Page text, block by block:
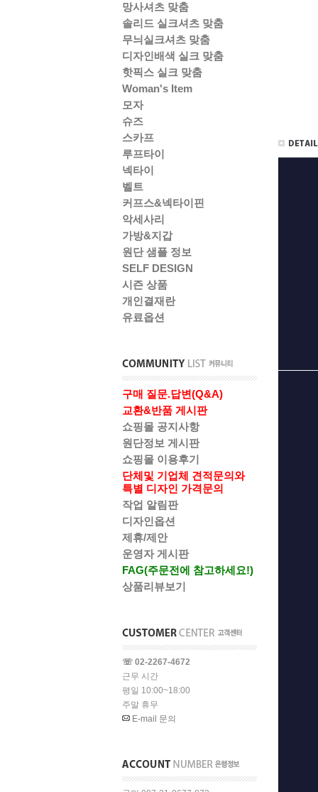
망사셔츠 맞춤
솔리드 실크셔츠 맞춤
무늬실크셔츠 맞춤
디자인배색 실크 맞춤
핫픽스 실크 맞춤
Woman's Item
모자
슈즈
스카프
루프타이
넥타이
벨트
커프스&넥타이핀
악세사리
가방&지갑
원단 샘플 정보
SELF DESIGN
시즌 상품
개인결재란
유료옵션
구매 질문.답변(Q&A)
교환&반품 게시판
쇼핑몰 공지사항
원단정보 게시판
쇼핑몰 이용후기
단체및 기업체 견적문의와
특별 디자인 가격문의
작업 알림판
디자인옵션
제휴/제안
운영자 게시판
FAG(주문전에 참고하세요!)
상품리뷰보기
☏ 02-2267-4672
근무 시간
평일 10:00~18:00
주말 휴무
E-mail 문의